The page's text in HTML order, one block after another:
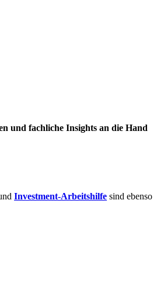
und fachliche Insights an die Hand
Investment-Arbeitshilfe sind ebenso